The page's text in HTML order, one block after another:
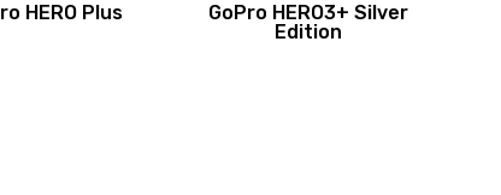
HERO Plus
GoPro HERO3+ Silver
Edition